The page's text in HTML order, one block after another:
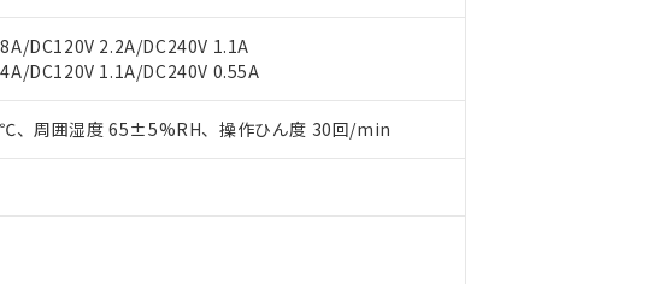
DC120V 2.2A/DC240V 1.1A
DC120V 1.1A/DC240V 0.55A
、周囲湿度 65±5%RH、操作ひん度 30回/min
価格結果を当社の事前の承諾なく第三者に漏洩または開示しないようお願いしま
品リスト作成サービス）をご利用いただくには、I-Webメンバーズにご登録され
す。
ービスに関するお客様との取引・商談に必要な範囲で利用することをご了承くだ
とは、
す。
などにより、予定月が前後することがあります。
ンロード
の非含有証明書
当社基準）
非含有を証明するもので、過去に遡って非含有を証明するものではありません。
質）のすべてが基準値以下であることを示します。
下において有害物質が外部に漏えいし、環境に深刻な影響を及ぼさない年数を意
社販売部門へお問い合わせください。
の在庫状況については、お客様のお取引先、またはお客様担当のオムロン制御
社販売員にご確認ください)
また在庫状況の情報を公開していない機種